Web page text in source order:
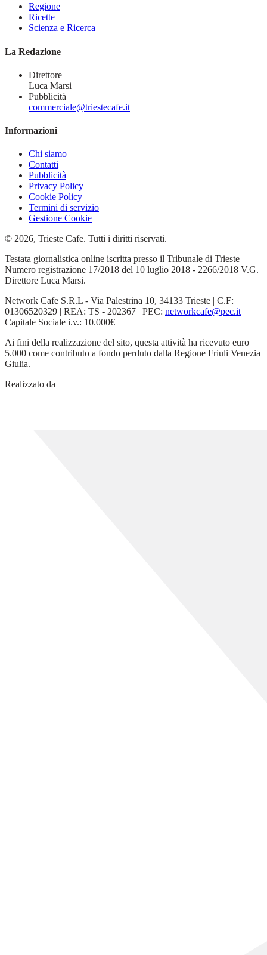
Regione
Ricette
Scienza e Ricerca
La Redazione
Direttore
Luca Marsi
Pubblicità
commerciale@triestecafe.it
Informazioni
Chi siamo
Contatti
Pubblicità
Privacy Policy
Cookie Policy
Termini di servizio
Gestione Cookie
© 2026, Trieste Cafe. Tutti i diritti riservati.
Testata giornalistica online iscritta presso il Tribunale di Trieste –
Numero registrazione 17/2018 del 10 luglio 2018 - 2266/2018 V.G.
Direttore Luca Marsi.
Network Cafe S.R.L - Via Palestrina 10, 34133 Trieste | C.F:
01306520329 | REA: TS - 202367 | PEC: networkcafe@pec.it |
Capitale Sociale i.v.: 10.000€
Ai fini della realizzazione del sito, questa attività ha ricevuto euro
5.000 come contributo a fondo perduto dalla Regione Friuli Venezia
Giulia.
Realizzato da